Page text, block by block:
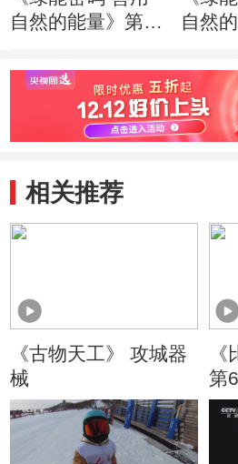
自然的能量》第1
要理念就是质疑的
态度
自然
一号”
作的
相关推荐
《古物天工》 攻城器
械
第